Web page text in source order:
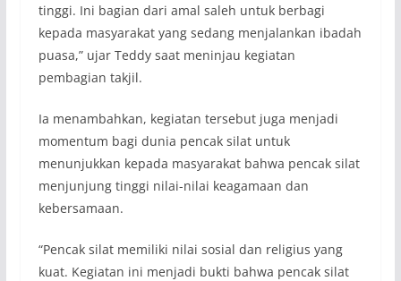
tinggi. Ini bagian dari amal saleh untuk berbagi
kepada masyarakat yang sedang menjalankan ibadah
puasa,” ujar Teddy saat meninjau kegiatan
pembagian takjil.
Ia menambahkan, kegiatan tersebut juga menjadi
momentum bagi dunia pencak silat untuk
menunjukkan kepada masyarakat bahwa pencak silat
menjunjung tinggi nilai-nilai keagamaan dan
kebersamaan.
“Pencak silat memiliki nilai sosial dan religius yang
kuat. Kegiatan ini menjadi bukti bahwa pencak silat